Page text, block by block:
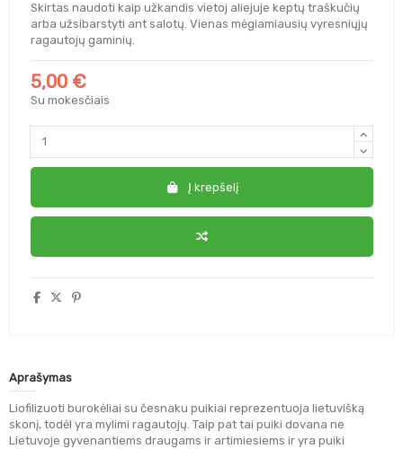
Skirtas naudoti kaip užkandis vietoj aliejuje keptų traškučių
arba užsibarstyti ant salotų. Vienas mėgiamiausių vyresniųjų
ragautojų gaminių.
5,00 €
Su mokesčiais
Į krepšelį
Aprašymas
Liofilizuoti burokėliai su česnaku puikiai reprezentuoja lietuvišką
skonį, todėl yra mylimi ragautojų. Taip pat tai puiki dovana ne
Lietuvoje gyvenantiems draugams ir artimiesiems ir yra puiki